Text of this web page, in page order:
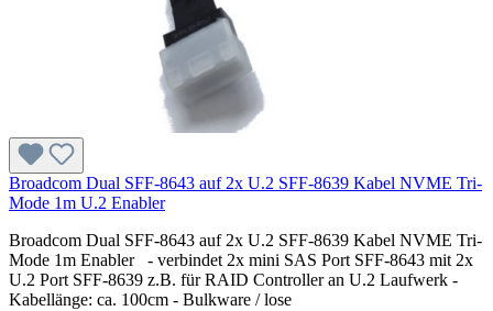
Broadcom Dual SFF-8643 auf 2x U.2 SFF-8639 Kabel NVME Tri-
Mode 1m U.2 Enabler
Broadcom Dual SFF-8643 auf 2x U.2 SFF-8639 Kabel NVME Tri-
Mode 1m Enabler - verbindet 2x mini SAS Port SFF-8643 mit 2x
U.2 Port SFF-8639 z.B. für RAID Controller an U.2 Laufwerk -
Kabellänge: ca. 100cm - Bulkware / lose